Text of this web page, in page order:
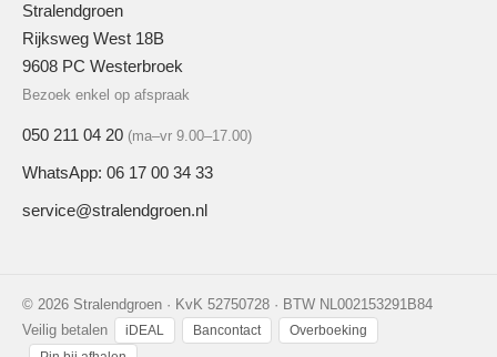
Stralendgroen
Rijksweg West 18B
9608 PC Westerbroek
Bezoek enkel op afspraak
050 211 04 20 (ma–vr 9.00–17.00)
WhatsApp: 06 17 00 34 33
service@stralendgroen.nl
© 2026 Stralendgroen · KvK 52750728 · BTW NL002153291B84
Veilig betalen
iDEAL Bancontact
Overboeking